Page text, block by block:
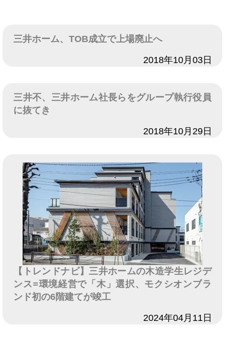
三井ホーム、TOB成立で上場廃止へ
2018年10月03日
三井不、三井ホーム社長らをグループ執行役員
に抜てき
2018年10月29日
【トレンドナビ】三井ホームの木造学生レジデ
ンス=環境経営で「木」選択、モクシオンブラ
ンド初の6階建てが竣工
2024年04月11日